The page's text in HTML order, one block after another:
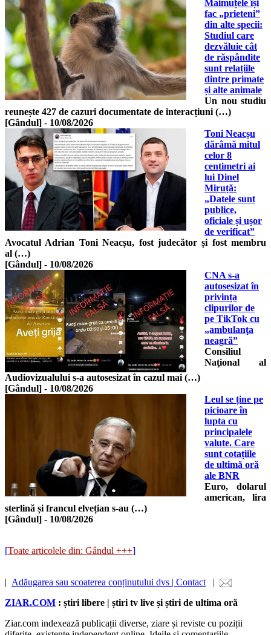
Maimuțele își
fac „prieteni”
din alte specii:
Studiul care
dezvăluie cât
de răspândite
sunt relațiile
dintre primate
și alte animale
Un nou studiu
reunește 427 de cazuri documentate de interacțiuni (…)
[Gândul] - 10/08/2026
Toni Neacșu
dărâmă mitul
celor 8
centimetri ai
lui Dinel
Miruță:
„Datele sunt
publice,
oficiale și ușor
de verificat”
Avocatul Adrian Toni Neacșu, fost judecător și fost membru
al (…)
[Gândul] - 10/08/2026
CNA s-a
autosesizat în
privința
clipurilor de
pe TikTok cu
„ambulanţa
neagră”
Consiliul
Naţional al
Audiovizualului s-a autosesizat în cazul mai (…)
[Gândul] - 10/08/2026
Leul se ține pe
picioare în
lupta cu
principalele
valute. Care
sunt cotațiile
de ultimă oră
ale BNR
Euro, dolarul
american, lira
sterlină și francul elvețian s-au (…)
[Gândul] - 10/08/2026
[Toate articolele din: Gândul +++]
| Adăugarea sau scoaterea conținutului dvs | Contact |
ZIAR.COM : știri libere | știri tv live și știri de ultima oră
Ziar.com indexează publicații diverse, ziare și reviste cu poziții